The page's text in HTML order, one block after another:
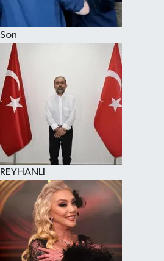
Son
REYHANLI